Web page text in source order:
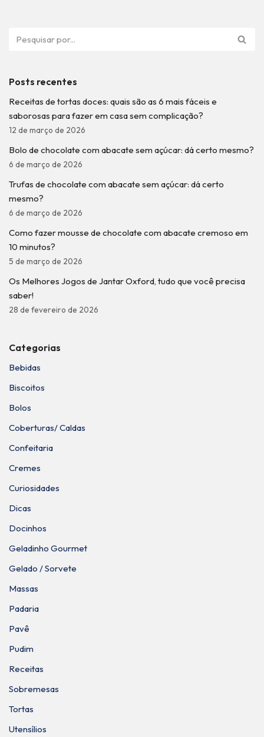
Posts recentes
Receitas de tortas doces: quais são as 6 mais fáceis e
saborosas para fazer em casa sem complicação?
12 de março de 2026
Bolo de chocolate com abacate sem açúcar: dá certo mesmo?
6 de março de 2026
Trufas de chocolate com abacate sem açúcar: dá certo
mesmo?
6 de março de 2026
Como fazer mousse de chocolate com abacate cremoso em
10 minutos?
5 de março de 2026
Os Melhores Jogos de Jantar Oxford, tudo que você precisa
saber!
28 de fevereiro de 2026
Categorias
Bebidas
Biscoitos
Bolos
Coberturas/ Caldas
Confeitaria
Cremes
Curiosidades
Dicas
Docinhos
Geladinho Gourmet
Gelado / Sorvete
Massas
Padaria
Pavê
Pudim
Receitas
Sobremesas
Tortas
Utensílios